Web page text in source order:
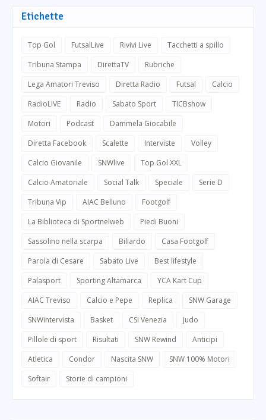
Etichette
Top Gol FutsalLive Rivivi Live
Tacchetti a spillo
Tribuna Stampa
DirettaTV
Rubriche
Lega Amatori Treviso
Diretta Radio Futsal
Calcio
RadioLIVE
Radio Sabato Sport
TICBshow
Motori
Podcast
Dammela Giocabile
Diretta Facebook
Scalette Interviste
Volley
Calcio Giovanile
SNWlive
Top Gol XXL
Calcio Amatoriale
Social Talk Speciale
Serie D
Tribuna Vip
AIAC Belluno
Footgolf
La Biblioteca di Sportnelweb
Piedi Buoni
Sassolino nella scarpa
Biliardo
Casa Footgolf
Parola di Cesare
Sabato Live
Best lifestyle
Palasport
Sporting Altamarca
YCA Kart Cup
AIAC Treviso
Calcio e Pepe Replica
SNW Garage
SNWintervista
Basket CSI Venezia
Judo
Pillole di sport
Risultati SNW Rewind
Anticipi
Atletica
Condor Nascita SNW
SNW 100% Motori
Softair
Storie di campioni